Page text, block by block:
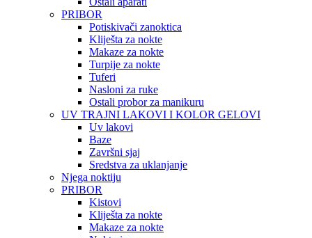
PRIBOR
Potiskivači zanoktica
Kliješta za nokte
Makaze za nokte
Turpije za nokte
Tuferi
Nasloni za ruke
Ostali probor za manikuru
UV TRAJNI LAKOVI I KOLOR GELOVI
Uv lakovi
Baze
Završni sjaj
Sredstva za uklanjanje
Njega noktiju
PRIBOR
Kistovi
Kliješta za nokte
Makaze za nokte